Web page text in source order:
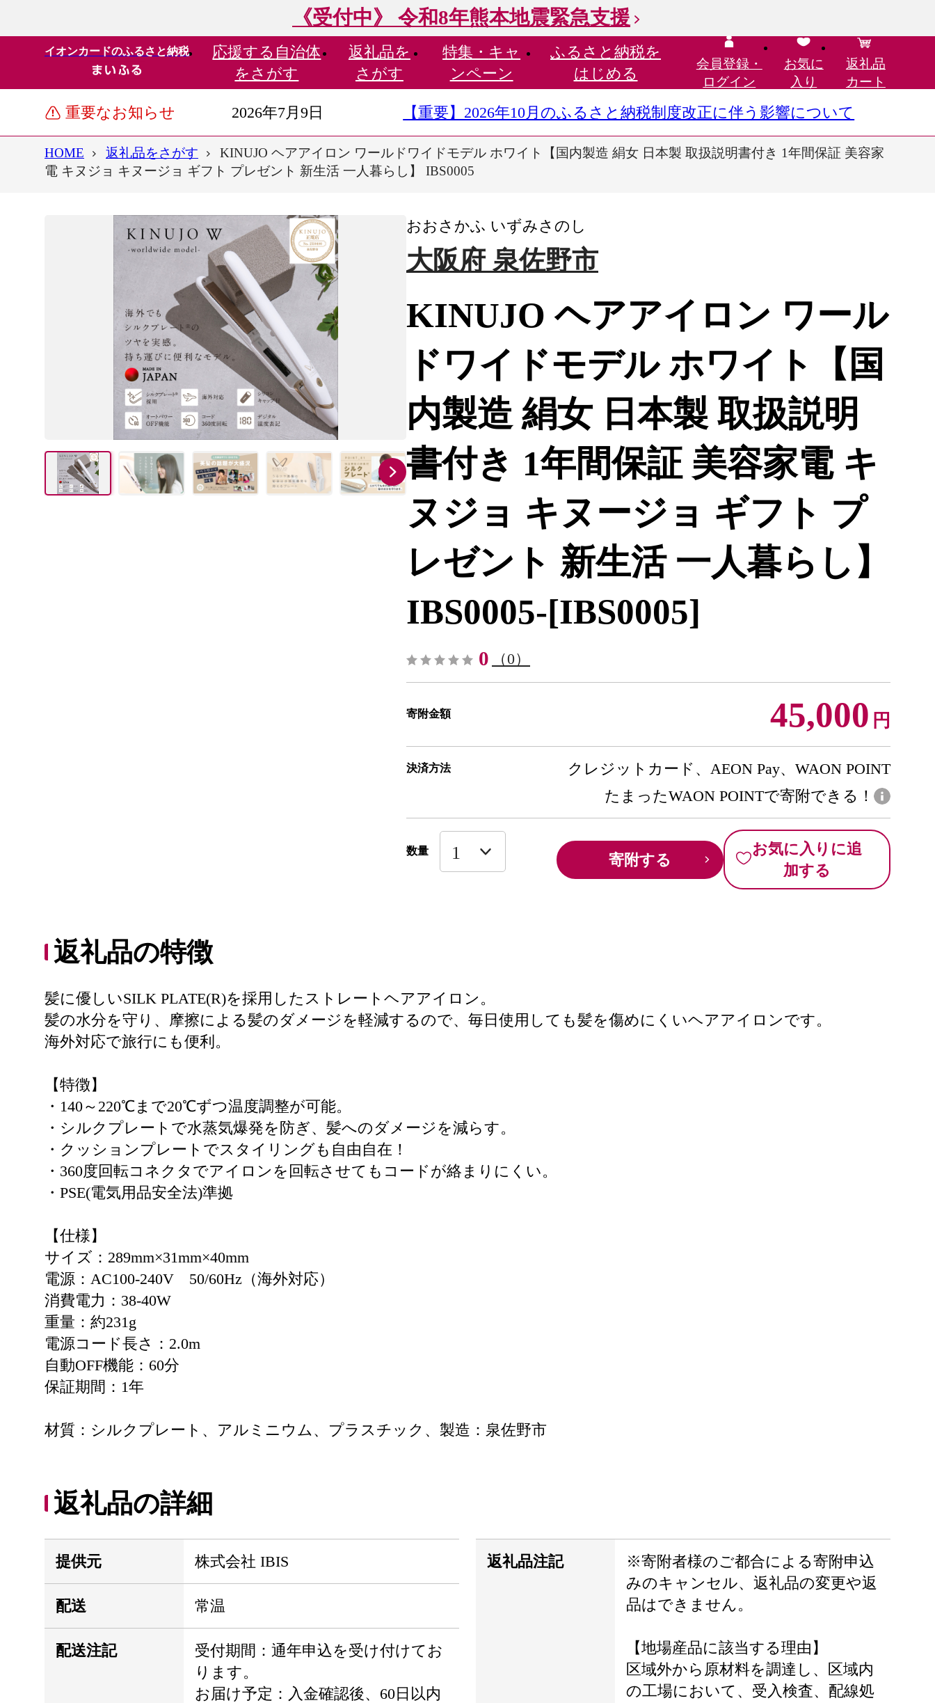
《受付中》 令和8年熊本地震緊急支援
イオンカードのふるさと納税 応援する 自治体
をさがす
返礼品を
さがす
特集・ キャ
ンペーン
ふるさと納税を
はじめる
会員登録・
ログイン
お気に
入り
返礼品
カート
重要なお知らせ 2026年7月9日 【重要】2026年10月のふるさと納税制度改正に伴う影響について
HOME 返礼品をさがす
KINUJO ヘアアイロン ワールドワイドモデル ホワイト【国内製造 絹女 日本製 取扱説明書付き 1年間保証 美容家
電 キヌジョ キヌージョ ギフト プレゼント 新生活 一人暮らし】 IBS0005
おおさかふ いずみさのし
大阪府 泉佐野市
KINUJO ヘアアイロン ワール
ドワイドモデル ホワイト【国
内製造 絹女 日本製 取扱説明
書付き 1年間保証 美容家電 キ
ヌジョ キヌージョ ギフト プ
レゼント 新生活 一人暮らし】
IBS0005-[IBS0005]
0 （0）
寄附金額 45,000 円
決済方法
クレジットカード、AEON Pay、WAON POINT
たまったWAON POINTで寄附できる！
数量 寄附する
お気に入りに追
加する
返礼品の特徴
髪に優しいSILK PLATE(R)を採用したストレートヘアアイロン。
髪の水分を守り、摩擦による髪のダメージを軽減するので、毎日使用しても髪を傷めにくいヘアアイロンです。
海外対応で旅行にも便利。
【特徴】
・140～220℃まで20℃ずつ温度調整が可能。
・シルクプレートで水蒸気爆発を防ぎ、髪へのダメージを減らす。
・クッションプレートでスタイリングも自由自在！
・360度回転コネクタでアイロンを回転させてもコードが絡まりにくい。
・PSE(電気用品安全法)準拠
【仕様】
サイズ：289mm×31mm×40mm
電源：AC100-240V 50/60Hz（海外対応）
消費電力：38-40W
重量：約231g
電源コード長さ：2.0m
自動OFF機能：60分
保証期間：1年
材質：シルクプレート、アルミニウム、プラスチック、製造：泉佐野市
返礼品の詳細
提供元 株式会社 IBIS
配送 常温
配送注記
受付期間：通年申込を受け付けてお
ります。
お届け予定：入金確認後、60日以内
返礼品注記
※寄附者様のご都合による寄附申込
みのキャンセル、返礼品の変更や返
品はできません。
【地場産品に該当する理由】
区域外から原材料を調達し、区域内
の工場において、受入検査、配線処